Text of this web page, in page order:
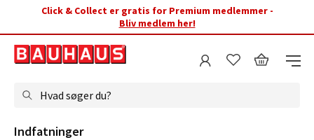
Click & Collect er gratis for Premium medlemmer -
Bliv medlem her!
Hvad søger du?
Indfatninger